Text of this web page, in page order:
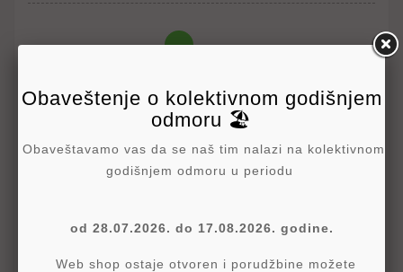
Write your review
Politika Isporuke
Obaveštenje o kolektivnom godišnjem
odmoru 🏖️
Obaveštavamo vas da se naš tim nalazi na kolektivnom
godišnjem odmoru u periodu
od 28.07.2026. do 17.08.2026. godine.
Web shop ostaje otvoren i porudžbine možete